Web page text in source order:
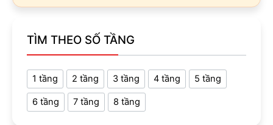
TÌM THEO SỐ TẦNG
1 tầng 2 tầng 3 tầng 4 tầng 5 tầng
6 tầng 7 tầng 8 tầng